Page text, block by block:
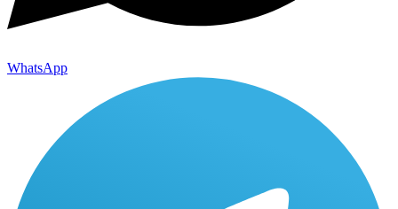
WhatsApp